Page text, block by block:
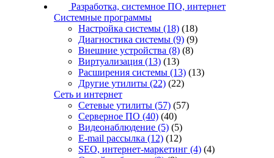
Разработка, системное ПО, интернет
Системные программы
Настройка системы (18) (18)
Диагностика системы (9) (9)
Внешние устройства (8) (8)
Виртуализация (13) (13)
Расширения системы (13) (13)
Другие утилиты (22) (22)
Сеть и интернет
Сетевые утилиты (57) (57)
Серверное ПО (40) (40)
Видеонаблюдение (5) (5)
E-mail рассылка (12) (12)
SEO, интернет-маркетинг (4) (4)